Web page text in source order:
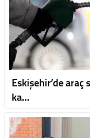
Eskişehir’de
ka…